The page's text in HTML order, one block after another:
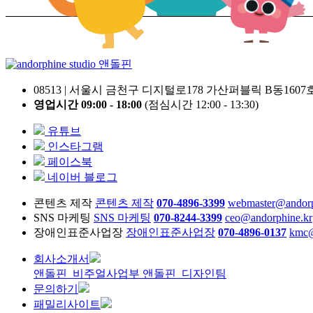
앤돌핀
08513 | 서울시 금천구 디지털로178 가산퍼블릭 B동1607
영업시간 09:00 - 18:00 (점심시간 12:00 - 13:30)
유튜브
인스타그램
페이스북
네이버 블로그
콘텐츠 제작 콘텐츠 제작 070-4896-3399
SNS 마케팅 SNS 마케팅 070-8244-3399 ceo@andorphine.kr
장애인표준사업장 장애인표준사업장 070-4896-0137
회사소개서
앤돌핀_비주얼사업부 앤돌핀_디자인팀
문의하기
패밀리사이트